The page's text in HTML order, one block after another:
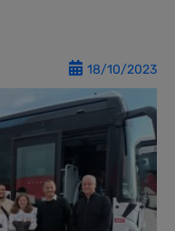
18/10/2023